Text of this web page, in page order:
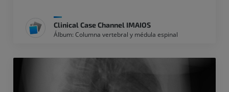
Clinical Case Channel IMAIOS
Álbum: Columna vertebral y médula espinal